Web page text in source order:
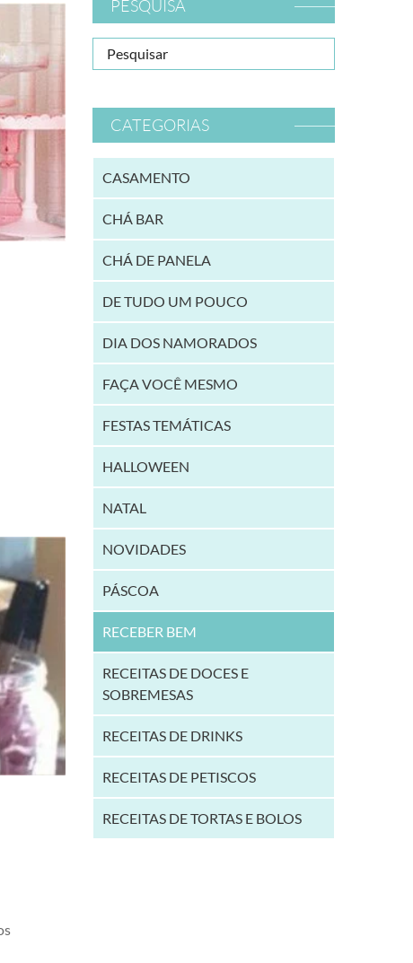
PESQUISA
CATEGORIAS
CASAMENTO
CHÁ BAR
CHÁ DE PANELA
DE TUDO UM POUCO
DIA DOS NAMORADOS
FAÇA VOCÊ MESMO
FESTAS TEMÁTICAS
HALLOWEEN
NATAL
NOVIDADES
PÁSCOA
RECEBER BEM
RECEITAS DE DOCES E
SOBREMESAS
RECEITAS DE DRINKS
RECEITAS DE PETISCOS
RECEITAS DE TORTAS E BOLOS